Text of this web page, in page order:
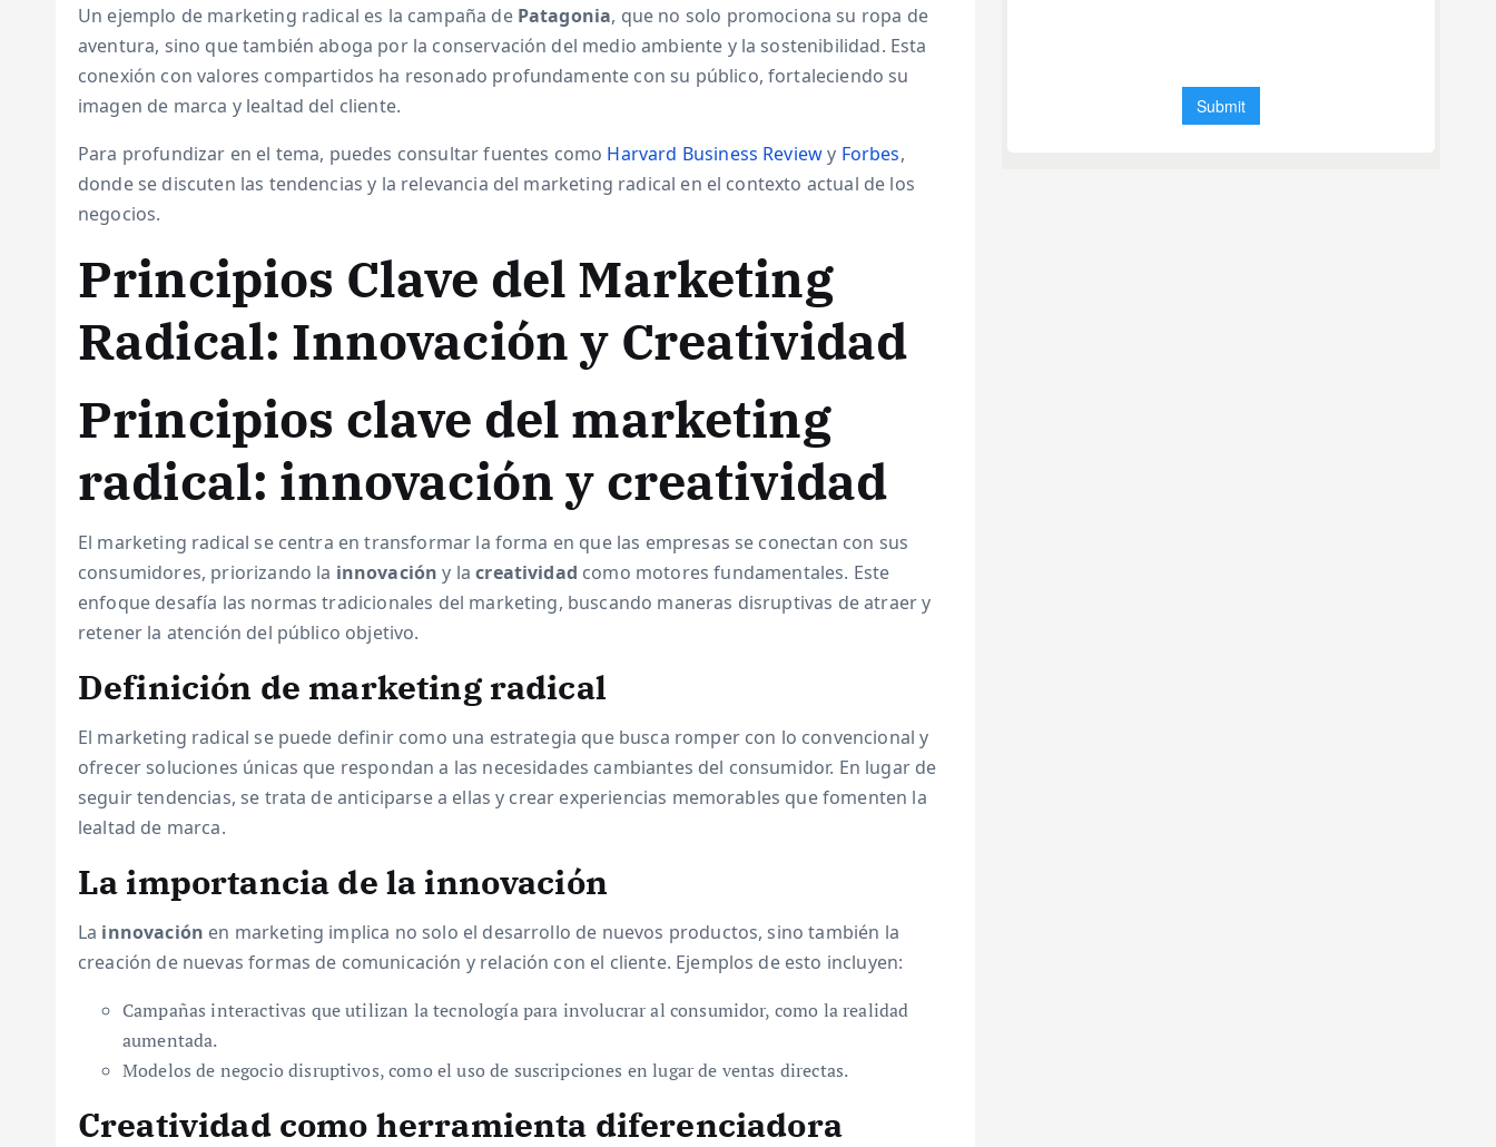
Un ejemplo de marketing radical es la campaña de Patagonia, que no solo promociona su ropa de
aventura, sino que también aboga por la conservación del medio ambiente y la sostenibilidad. Esta
conexión con valores compartidos ha resonado profundamente con su público, fortaleciendo su
imagen de marca y lealtad del cliente.
Para profundizar en el tema, puedes consultar fuentes como Harvard Business Reviewy Forbes,
donde se discuten las tendencias y la relevancia del marketing radical en el contexto actual de los
negocios.
Principios Clave del Marketing
Radical: Innovación y Creatividad
Principios clave del marketing
radical: innovación y creatividad
El marketing radical se centra en transformar la forma en que las empresas se conectan con sus
consumidores, priorizando la innovación y lacreatividad como motores fundamentales. Este
enfoque desafía las normas tradicionales del marketing, buscando maneras disruptivas de atraer y
retener la atención del público objetivo.
Definición de marketing radical
El marketing radical se puede definir como una estrategia que busca romper con lo convencional y
ofrecer soluciones únicas que respondan a las necesidades cambiantes del consumidor. En lugar de
seguir tendencias, se trata de anticiparse a ellas y crear experiencias memorables que fomenten la
lealtad de marca.
La importancia de la innovación
La innovación en marketing implica no solo el desarrollo de nuevos productos, sino también la
creación de nuevas formas de comunicación y relación con el cliente. Ejemplos de esto incluyen:
Campañas interactivas que utilizan la tecnología para involucrar al consumidor, como la realidad
aumentada.
Modelos de negocio disruptivos, como el uso de suscripciones en lugar de ventas directas.
Creatividad como herramienta diferenciadora